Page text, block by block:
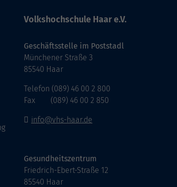
Volkshochschule Haar e.V.
Geschäftsstelle im Poststadl
Münchener Straße 3
85540 Haar
Telefon (089) 46 00 2 800
Fax (089) 46 00 2 850
info@vhs-haar.de
Gesundheitszentrum
Friedrich-Ebert-Straße 12
85540 Haar